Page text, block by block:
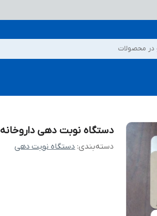
محصولات
دستگاه نوبت دهی داروخانه
دسته‌بندی:دستگاه نوبت دهی